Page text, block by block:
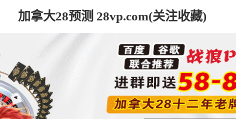
加拿大28预测 28vp.com(关注收藏)